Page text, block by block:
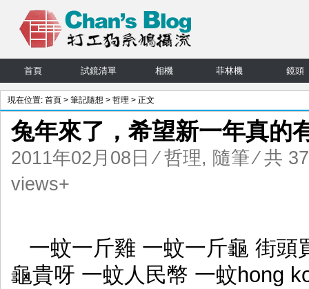
首頁 試鏡清單 相機 菲林機 鏡頭
現在位置: 首頁 > 筆記隨想 > 哲理 > 正文
兔年來了，希望新一年真的
2011年02月08日 ⁄哲理, 隨筆⁄ 共
views+
一蚊一斤雞 一蚊一斤龜 街
龜貴呀 一蚊人民幣 一蚊hong